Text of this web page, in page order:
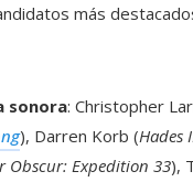
más
sonora: Christopher
), Darren Korb (Hades
Obscur: Expedition 33),